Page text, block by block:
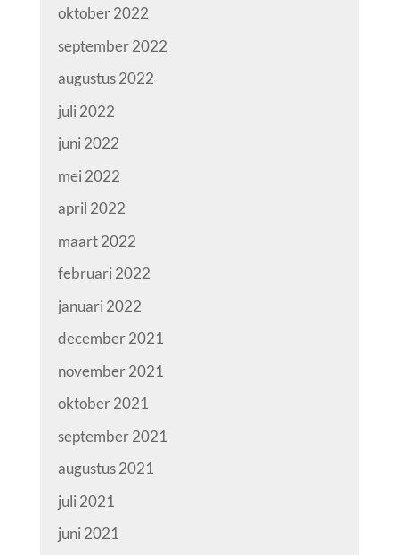
oktober 2022
september 2022
augustus 2022
juli 2022
juni 2022
mei 2022
april 2022
maart 2022
februari 2022
januari 2022
december 2021
november 2021
oktober 2021
september 2021
augustus 2021
juli 2021
juni 2021